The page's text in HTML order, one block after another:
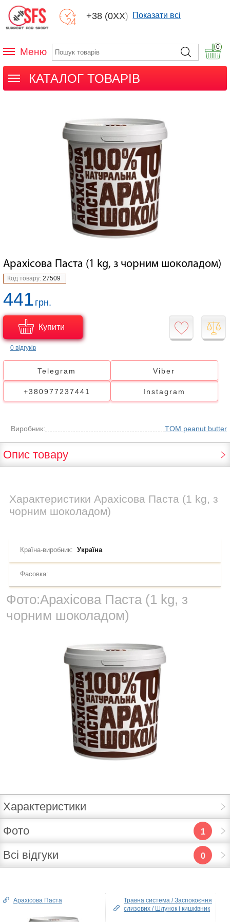
+38 (0XX) XXXПоказати всі
Меню 0
КАТАЛОГ ТОВАРІВ
Арахісова Паста (1 kg, з чорним шоколадом)
Код товару: 27509
441грн.
Купити
0 відгуків
Telegram Viber
+380977237441 Instagram
Виробник: TOM peanut butter
Опис товару
Характеристики Арахісова Паста (1 kg, з
чорним шоколадом)
Країна-виробник: Україна
Фасовка:
Фото:Арахісова Паста (1 kg, з
чорним шоколадом)
Характеристики
Фото
1
Всі відгуки 0
Арахісова Паста
Травна система / Заспокоєння
слизових / Шлунок і кишківник